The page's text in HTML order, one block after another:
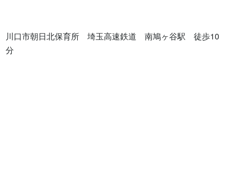
川口市朝日北保育所　埼玉高速鉄道　南鳩ヶ谷駅　徒歩10
分